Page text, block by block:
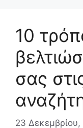
10
σας
23 Δεκεμβρίου,